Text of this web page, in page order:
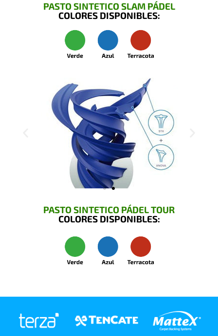
PASTO SINTETICO SLAM PÁDEL
COLORES DISPONIBLES:
PASTO SINTETICO PÁDEL TOUR
COLORES DISPONIBLES: